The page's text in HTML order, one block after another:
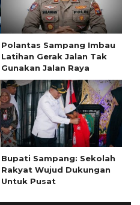
Polantas Sampang Imbau
Latihan Gerak Jalan Tak
Gunakan Jalan Raya
Bupati Sampang: Sekolah
Rakyat Wujud Dukungan
Untuk Pusat